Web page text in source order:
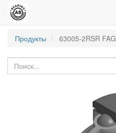
Продукты
63005-2RSR FAG